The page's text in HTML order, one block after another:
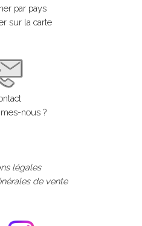
par pays
sur la carte
nous ?
légales
de vente